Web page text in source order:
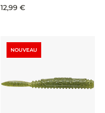
12,99 €
NOUVEAU